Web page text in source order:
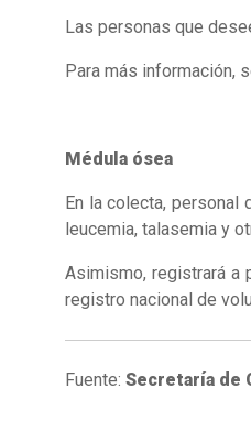
Las personas que
Para más información,
Médula ósea
En la colecta, personal
leucemia, talasemia y
Asimismo, registrará a
registro nacional de
Fuente: Secretaría de